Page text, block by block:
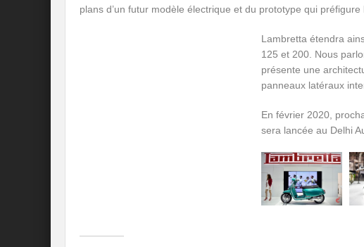
plans d’un futur modèle électrique et du prototype qui
Lambretta étendra
125 et 200. Nous
présente une
panneaux latéraux
En février 2020,
sera lancée au Delhi